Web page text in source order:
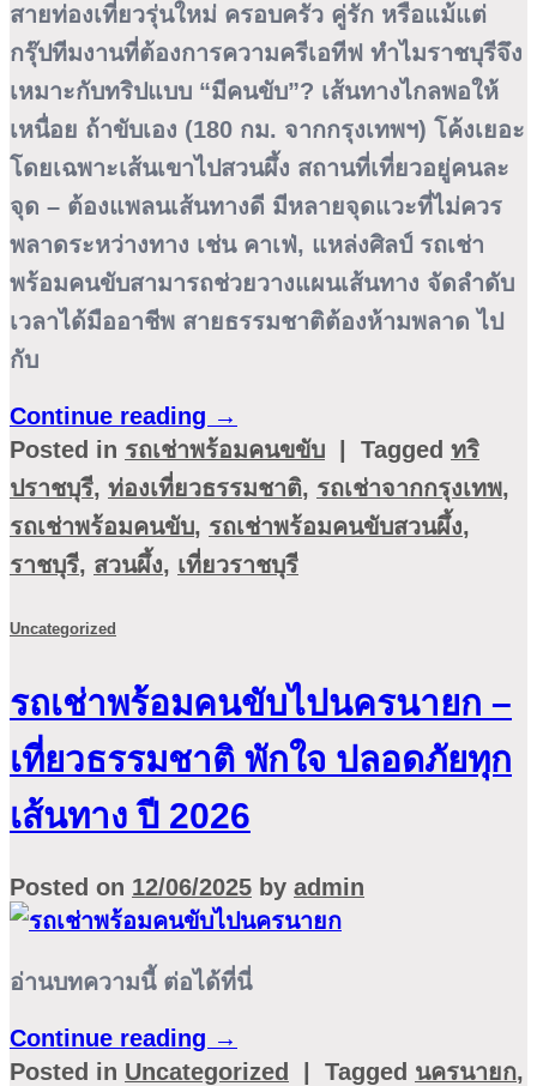
สายท่องเที่ยวรุ่นใหม่ ครอบครัว คู่รัก หรือแม้แต่
กรุ๊ปทีมงานที่ต้องการความครีเอทีฟ ทำไมราชบุรีจึง
เหมาะกับทริปแบบ “มีคนขับ”? เส้นทางไกลพอให้
เหนื่อย ถ้าขับเอง (180 กม. จากกรุงเทพฯ) โค้งเยอะ
โดยเฉพาะเส้นเขาไปสวนผึ้ง สถานที่เที่ยวอยู่คนละ
จุด – ต้องแพลนเส้นทางดี มีหลายจุดแวะที่ไม่ควร
พลาดระหว่างทาง เช่น คาเฟ่, แหล่งศิลป์ รถเช่า
พร้อมคนขับสามารถช่วยวางแผนเส้นทาง จัดลำดับ
เวลาได้มืออาชีพ สายธรรมชาติต้องห้ามพลาด ไป
กับ
Continue reading →
Posted in รถเช่าพร้อมคนขขับ Tagged ทริ
ปราชบุรี, ท่องเที่ยวธรรมชาติ, รถเช่าจากกรุงเทพ,
รถเช่าพร้อมคนขับ, รถเช่าพร้อมคนขับสวนผึ้ง,
ราชบุรี, สวนผึ้ง, เที่ยวราชบุรี
Uncategorized
รถเช่าพร้อมคนขับไปนครนายก –
เที่ยวธรรมชาติ พักใจ ปลอดภัยทุก
เส้นทาง ปี 2026
Posted on 12/06/2025 by admin
อ่านบทความนี้ ต่อได้ที่นี่
Continue reading →
Posted in Uncategorized Tagged นครนายก,